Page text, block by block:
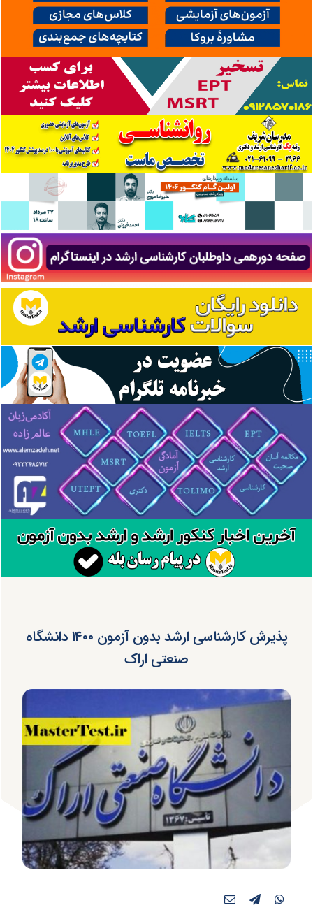
پذیرش کارشناسی ارشد بدون آزمون ۱۴۰۰ دانشگاه
صنعتی اراک